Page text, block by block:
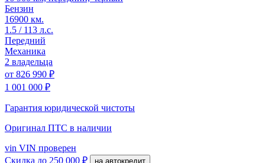
Бензин
16900 км.
1.5 / 113 л.с.
Передний
Механика
2 владельца
от 826 990 ₽
1 001 000 ₽
Гарантия юридической чистоты
Оригинал ПТС в наличии
vin VIN проверен
Скидка до 250 000 ₽ на автокредит